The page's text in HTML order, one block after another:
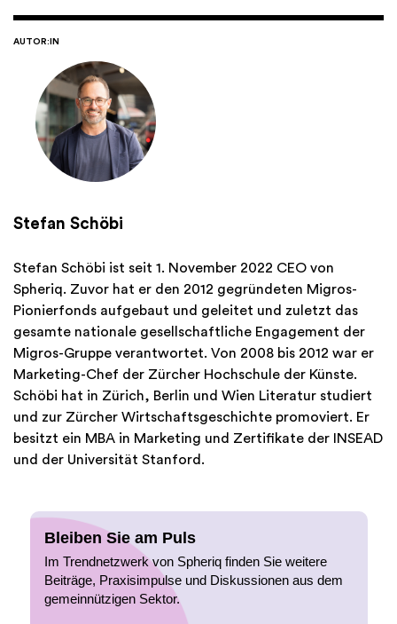
AUTOR:IN
Stefan Schöbi
Stefan Schöbi ist seit 1. November 2022 CEO von
Spheriq. Zuvor hat er den 2012 gegründeten Migros-
Pionierfonds aufgebaut und geleitet und zuletzt das
gesamte nationale gesellschaftliche Engagement der
Migros-Gruppe verantwortet. Von 2008 bis 2012 war er
Marketing-Chef der Zürcher Hochschule der Künste.
Schöbi hat in Zürich, Berlin und Wien Literatur studiert
und zur Zürcher Wirtschaftsgeschichte promoviert. Er
besitzt ein MBA in Marketing und Zertifikate der INSEAD
und der Universität Stanford.
Bleiben Sie am Puls
Im Trendnetzwerk von Spheriq finden Sie weitere
Beiträge, Praxisimpulse und Diskussionen aus dem
gemeinnützigen Sektor.